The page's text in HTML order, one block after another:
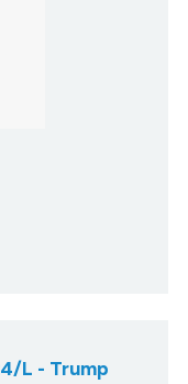
L - Trump